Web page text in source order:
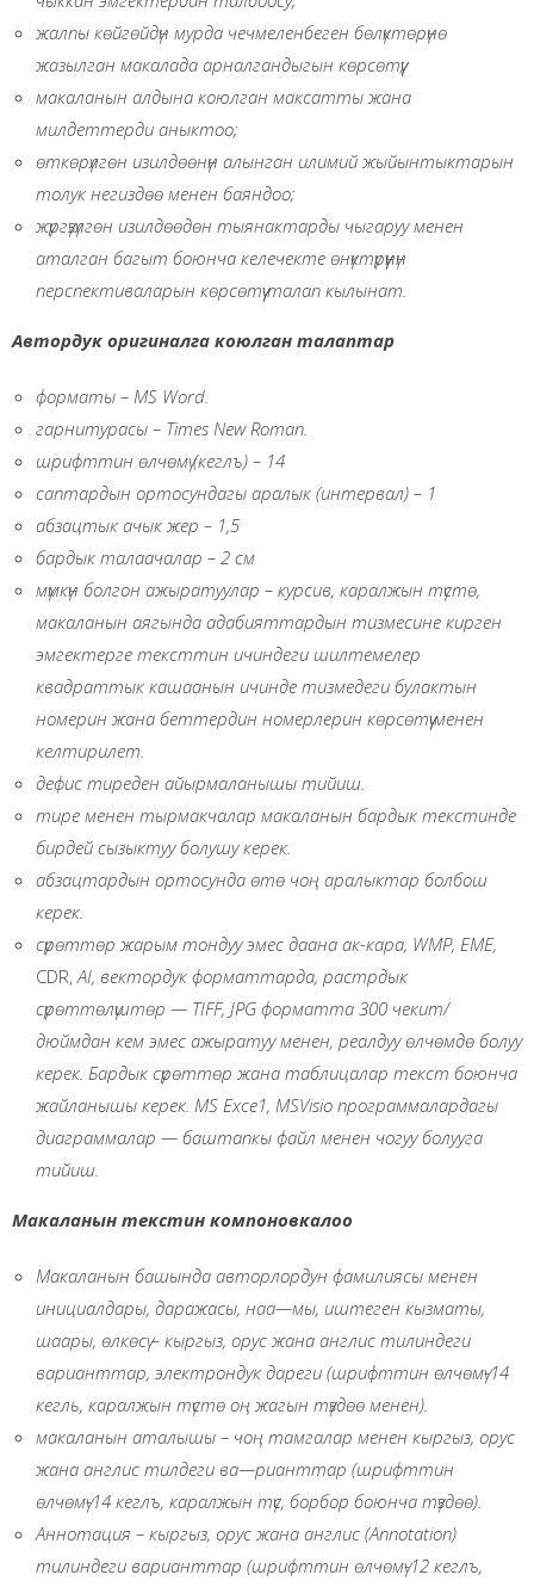
жалпы көйгөйдүн мурда чечмеленбеген бөлүктөрүнө
жазылган макалада арналгандыгын көрсөтүү;
макаланын алдына коюлган максатты жана
милдеттерди аныктоо;
өткөрүлгөн изилдөөнүн алынган илимий жыйынтыктарын
толук негиздөө менен баяндоо;
жүргүзүлгөн изилдөөдөн тыянактарды чыгаруу менен
аталган багыт боюнча келечекте өнүктүрүүнүн
перспективаларын көрсөтүү талап кылынат.
Автордук оригиналга коюлган талаптар
форматы – МS Word.
гарнитурасы – Тimes New Rотап.
шрифттин өлчөмү (кеглъ) – 14
саптардын ортосундагы аралык (интервал) – 1
абзацтык ачык жер – 1,5
бардык талаачалар – 2 см
мүмкүн болгон ажыратуулар – курсив, каралжын түстө,
макаланын аягында адабияттардын тизмесине кирген
эмгектерге тексттин ичиндеги шилтемелер
квадраттык кашаанын ичинде тизмедеги булактын
номерин жана беттердин номерлерин көрсөтүү менен
келтирилет.
дефис тиреден айырмаланышы тийиш.
тире менен тырмакчалар макаланын бардык текстинде
бирдей сызыктуу болушу керек.
абзацтардын ортосунда өтө чоң аралыктар болбош
керек.
сүрөттөр жарым тондуу эмес даана ак-кара, WМР, ЕМЕ,
CDR, АI, вектордук форматтарда, растрдык
сүрөттөлүштөр — ТIFF, JPG форматта 300 чекит/
дюймдан кем эмес ажыратуу менен, реалдуу өлчөмдө болуу
керек. Бардык сүрөттөр жана таблицалар текст боюнча
жайланышы керек. МS Ехсе1, МSVisio программалардагы
диаграммалар — баштапкы файл менен чогуу болууга
тийиш.
Макаланын текстин компоновкалоо
Макаланын башында авторлордун фамилиясы менен
инициалдары, даражасы, наа—мы, иштеген кызматы,
шаары, өлкөсү– кыргыз, орус жана англис тилиндеги
варианттар, электрондук дареги (шрифттин өлчөмү-14
кегль, каралжын түстө оң жагын түздөө менен).
макаланын аталышы – чоң тамгалар менен кыргыз, орус
жана англис тилдеги ва—рианттар (шрифттин
өлчөмү-14 кеглъ, каралжын түс, борбор боюнча түздөө).
Аннотация – кыргыз, орус жана англис (Annotation)
тилиндеги варианттар (шрифттин өлчөмү-12 кеглъ,